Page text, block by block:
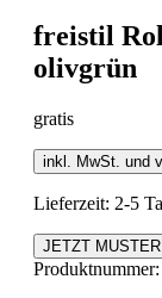
freistil
olivgrün
gratis
inkl. MwSt. und
Lieferzeit: 2-5
JETZT
Produktnummer: